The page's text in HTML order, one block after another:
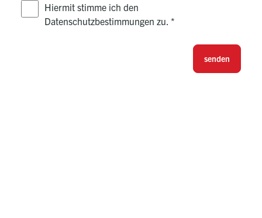
Hiermit stimme ich den
Datenschutzbestimmungen zu. *
senden